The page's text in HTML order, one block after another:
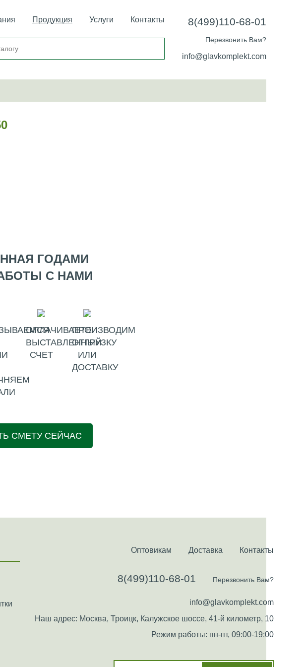
Продукция Услуги Контакты 8(499)110-68-01
Перезвонить Вам?
info@glavkomplekt.com
ГОДАМИ
С НАМИ
ОПЛАЧИВАЕТЕ
ВЫСТАВЛЕННЫЙ
СЧЕТ
ПРОИЗВОДИМ
ОТГРУЗКУ
ИЛИ
ДОСТАВКУ
СМЕТУ СЕЙЧАС
Оптовикам Доставка Контакты
8(499)110-68-01 Перезвонить Вам?
info@glavkomplekt.com
Наш адрес: Москва, Троицк, Калужское шоссе, 41-й километр, 10
Режим работы: пн-пт, 09:00-19:00